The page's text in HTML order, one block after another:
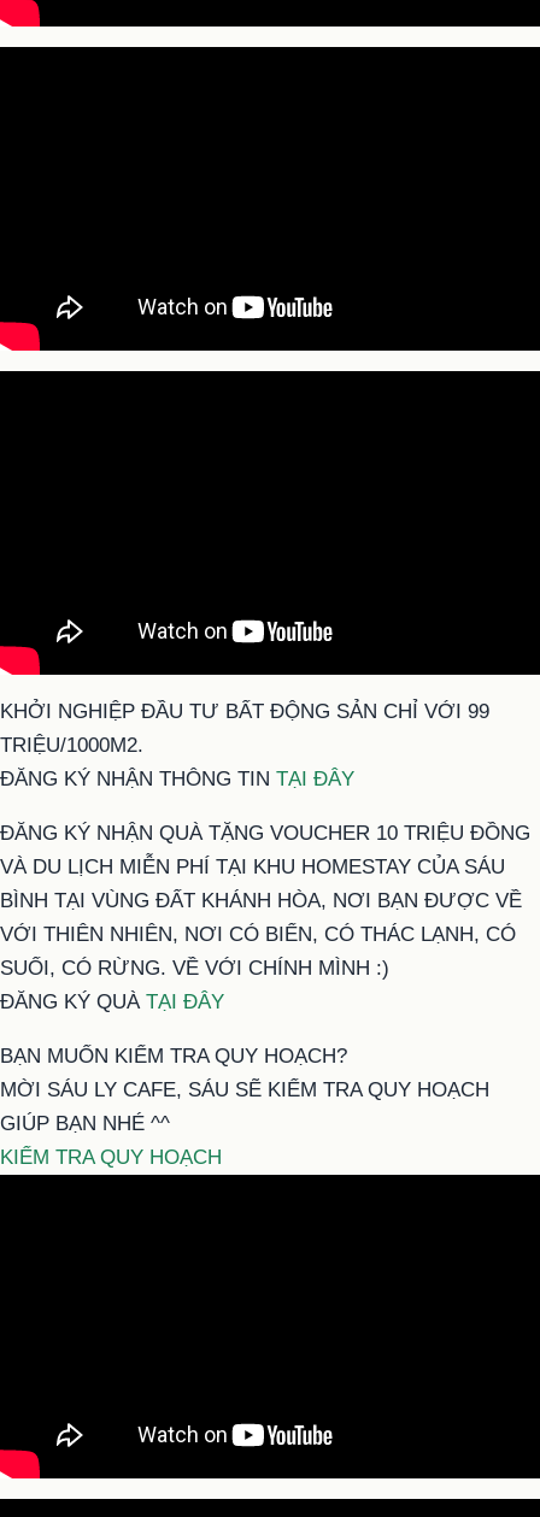
KHỞI NGHIỆP ĐẦU TƯ BẤT ĐỘNG SẢN CHỈ VỚI 99
TRIỆU/1000M2.
ĐĂNG KÝ NHẬN THÔNG TIN TẠI ĐÂY
ĐĂNG KÝ NHẬN QUÀ TẶNG VOUCHER 10 TRIỆU ĐỒNG
VÀ DU LỊCH MIỄN PHÍ TẠI KHU HOMESTAY CỦA SÁU
BÌNH TẠI VÙNG ĐẤT KHÁNH HÒA, NƠI BẠN ĐƯỢC VỀ
VỚI THIÊN NHIÊN, NƠI CÓ BIỂN, CÓ THÁC LẠNH, CÓ
SUỐI, CÓ RỪNG. VỀ VỚI CHÍNH MÌNH :)
ĐĂNG KÝ QUÀ TẠI ĐÂY
BẠN MUỐN KIỂM TRA QUY HOẠCH?
MỜI SÁU LY CAFE, SÁU SẼ KIỂM TRA QUY HOẠCH
GIÚP BẠN NHÉ ^^
KIỂM TRA QUY HOẠCH